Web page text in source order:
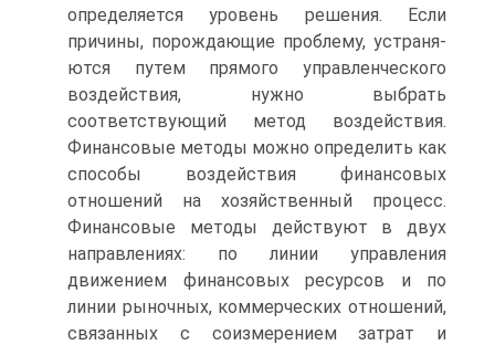
определяется уровень решения. Если
причины, порождающие проблему, устраня­
ются путем прямого управленческого
воздействия, нужно выбрать
соответствующий метод воздействия.
Финансовые мето­ды можно определить как
способы воздействия финансовых
отношений на хозяйственный процесс.
Финансовые методы действуют в двух
направлениях: по линии управления
движением финансовых ресурсов и по
линии рыночных, коммерче­ских отношений,
связанных с соизмерением затрат и